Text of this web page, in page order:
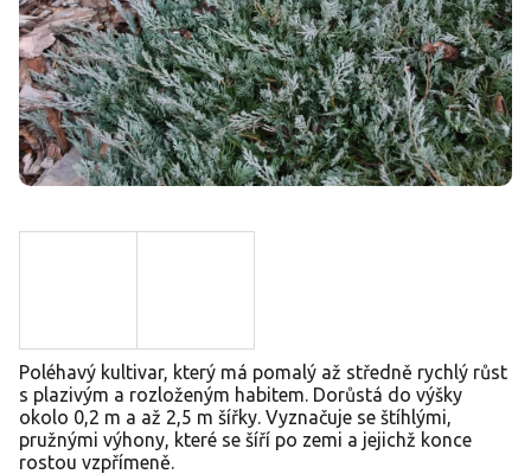
Poléhavý kultivar, který má pomalý až středně rychlý růst
s plazivým a rozloženým habitem. Dorůstá do výšky
okolo 0,2 m a až 2,5 m šířky. Vyznačuje se štíhlými,
pružnými výhony, které se šíří po zemi a jejichž konce
rostou vzpřímeně.